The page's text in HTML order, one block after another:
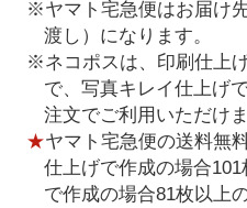
※ヤマト宅急便はお届け
渡し）になります。
※ネコポスは、印刷仕上
で、写真キレイ仕上げ
注文でご利用いただけま
★ヤマト宅急便の送料無
仕上げで作成の場合
で作成の場合81枚以上